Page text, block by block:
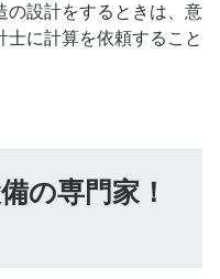
の設計をするときは、意
士に計算を依頼すること
の専門家！